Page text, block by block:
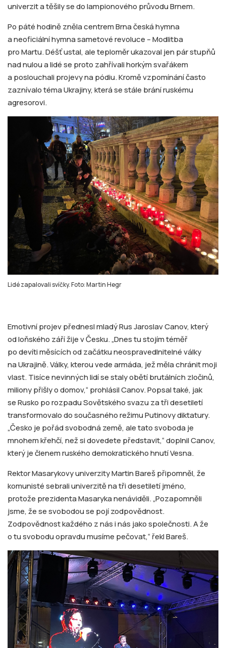
univerzit a těšily se do lampionového průvodu Brnem.
Po páté hodině zněla centrem Brna česká hymna
a neoficiální hymna sametové revoluce – Modlitba
pro Martu. Déšť ustal, ale teploměr ukazoval jen pár stupňů
nad nulou a lidé se proto zahřívali horkým svařákem
a poslouchali projevy na pódiu. Kromě vzpomínání často
zaznívalo téma Ukrajiny, která se stále brání ruskému
agresorovi.
Lidé zapalovali svíčky. Foto: Martin Hegr
Emotivní projev přednesl mladý Rus Jaroslav Canov, který
od loňského září žije v Česku. „Dnes tu stojím téměř
po devíti měsících od začátku neospravedlnitelné války
na Ukrajině. Války, kterou vede armáda, jež měla chránit moji
vlast. Tisíce nevinných lidí se staly obětí brutálních zločinů,
miliony přišly o domov,“ prohlásil Canov. Popsal také, jak
se Rusko po rozpadu Sovětského svazu za tři desetiletí
transformovalo do současného režimu Putinovy diktatury.
„Česko je pořád svobodná země, ale tato svoboda je
mnohem křehčí, než si dovedete představit,“ doplnil Canov,
který je členem ruského demokratického hnutí Vesna.
Rektor Masarykovy univerzity Martin Bareš připomněl, že
komunisté sebrali univerzitě na tři desetiletí jméno,
protože prezidenta Masaryka nenáviděli. „Pozapomněli
jsme, že se svobodou se pojí zodpovědnost.
Zodpovědnost každého z nás i nás jako společnosti. A že
o tu svobodu opravdu musíme pečovat,“ řekl Bareš.